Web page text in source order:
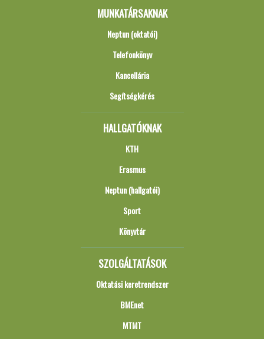
MUNKATÁRSAKNAK
Neptun (oktatói)
Telefonkönyv
Kancellária
Segítségkérés
HALLGATÓKNAK
KTH
Erasmus
Neptun (hallgatói)
Sport
Könyvtár
SZOLGÁLTATÁSOK
Oktatási keretrendszer
BMEnet
MTMT